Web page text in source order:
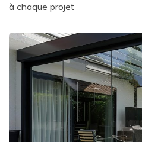
à chaque projet